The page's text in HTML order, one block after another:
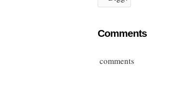
Comments
comments